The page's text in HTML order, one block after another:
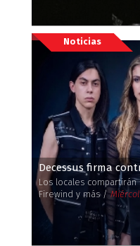
Noticias
Decessus firma
Los locales compartirán
Firewind y más /